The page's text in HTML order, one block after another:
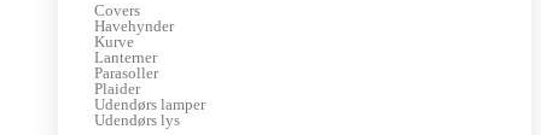
Covers
Havehynder
Kurve
Lanterner
Parasoller
Plaider
Udendørs lamper
Udendørs lys